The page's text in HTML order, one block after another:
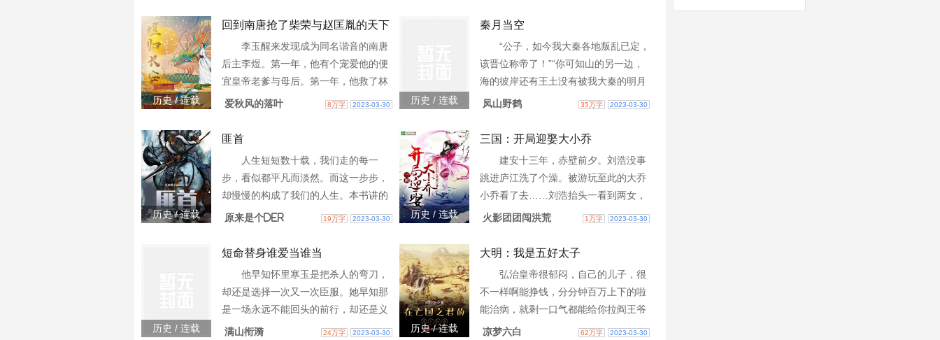
发展进步，描写人类追求长生不老和 ...
思考。 ...
历史 / 连载
回到南唐抢了柴荣与赵匡胤的天下
李玉醒来发现成为同名谐音的南唐
后主李煜。第一年，他有个宠爱他的便
宜皇帝老爹与母后。第一年，他救了林
仁肇与韩熙载。他灭了吴越。他封了
羽衣曲”。他发现了刺杀的真相。他发 ...
爱秋风的落叶 8万字 2023-03-30 历史 / 连载
秦月当空
“公子，如今我大秦各地叛乱已定，
该晋位称帝了！”“你可知山的另一边，
海的彼岸还有王土没有被我大秦的明月
所朗照吗”扶苏指着远处的天际自信地说
年轻君王的心之所向。大秦始皇帝三十
到历史的走向，无论是孔雀王朝公主，
还是罗马共和国女王，她们的命运从这
一年开始便与这位远在东方的君王联系
在了一起。这不只是征服，更是文明的
凤山野鹤 35万字 2023-03-30
历史 / 连载
匪首
人生短短数十载，我们走的每一
步，看似都平凡而淡然。而这一步步，
却慢慢的构成了我们的人生。本书讲的
故事，便是一个少年，或自发、或无意
大的匪 ...
原来是个der 19万字 2023-03-30 历史 / 连载
三国：开局迎娶大小乔
建安十三年，赤壁前夕。刘浩没事
跳进庐江洗了个澡。被游玩至此的大乔
小乔看了去……刘浩抬头一看到两女，
乖乖！这谁顶的住啊！此女只应天上
可捅到马蜂窝了，周瑜
火影团团闯洪荒 1万字 2023-03-30
历史 / 连载
短命替身谁爱当谁当
他早知怀里寒玉是把杀人的弯刀，
却还是选择一次又一次臣服。她早知那
是一场永远不能回头的前行，却还是义
无反顾选择踏入那道洪流。你在救我的
满山衔漪 24万字 2023-03-30 历史 / 连载
大明：我是五好太子
弘治皇帝很郁闷，自己的儿子，很
不一样啊能挣钱，分分钟百万上下的啦
能治病，就剩一口气都能给你拉阎王爷
能拉回来能打仗，一心要开发边疆，开
凉梦六白 62万字 2023-03-30